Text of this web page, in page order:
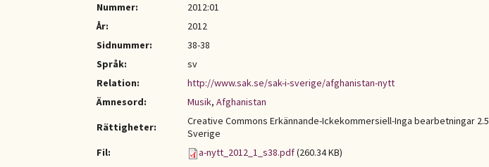
Nummer:
2012:01
År:
2012
Sidnummer:
38-38
Språk:
sv
Relation:
http://www.sak.se/sak-i-sverige/afghanistan-nytt
Ämnesord:
Musik, Afghanistan
Rättigheter:
Creative Commons Erkännande-Ickekommersiell-Inga bearbetningar 2.5
Sverige
Fil:
a-nytt_2012_1_s38.pdf(260.34 KB)